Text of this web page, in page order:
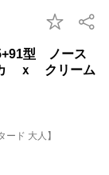
型 ノース
カ ｘ クリーム
ド 大人】